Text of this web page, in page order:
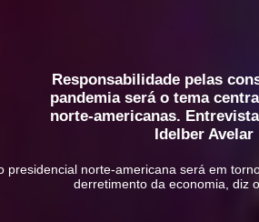
Responsabilidade pelas
pandemia será o tema
norte-americanas.
Idelber Avelar
presidencial norte-americana será em
derretimento da economia, diz